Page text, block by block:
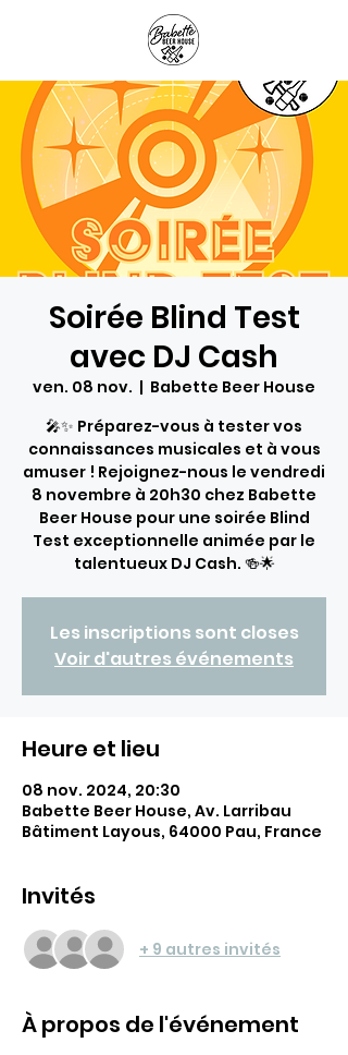
Soirée Blind Test
avec DJ Cash
ven. 08 nov.
  |
Babette Beer House
🎤✨ Préparez-vous à tester vos
connaissances musicales et à vous
amuser ! Rejoignez-nous le vendredi
8 novembre à 20h30 chez Babette
Beer House pour une soirée Blind
Test exceptionnelle animée par le
talentueux DJ Cash. 🍻🌟
Les inscriptions sont closes
Voir d'autres événements
Heure et lieu
08 nov. 2024, 20:30
Babette Beer House, Av. Larribau
Bâtiment Layous, 64000 Pau, France
Invités
+ 9 autres invités
À propos de l'événement